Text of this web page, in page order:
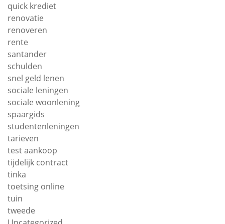
quick krediet
renovatie
renoveren
rente
santander
schulden
snel geld lenen
sociale leningen
sociale woonlening
spaargids
studentenleningen
tarieven
test aankoop
tijdelijk contract
tinka
toetsing online
tuin
tweede